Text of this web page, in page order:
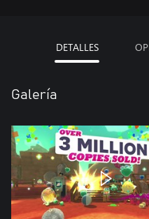
DETALLES
Galería